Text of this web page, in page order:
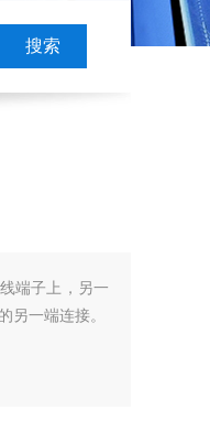
端子上，另一
另一端连接。